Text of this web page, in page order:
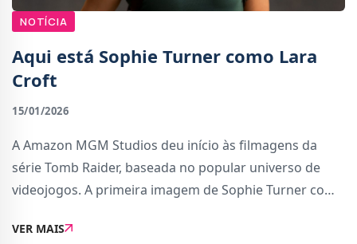
NOTÍCIA
Aqui está Sophie Turner como Lara
Croft
15/01/2026
A Amazon MGM Studios deu início às filmagens da
série Tomb Raider, baseada no popular universo de
videojogos. A primeira imagem de Sophie Turner como
inclui grandes talentos como Sigourney Weav
VER MAIS